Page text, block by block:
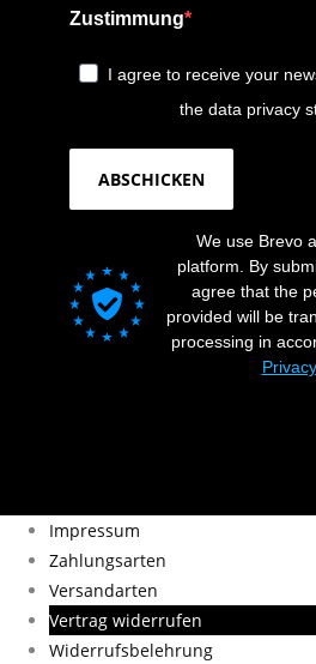
Zustimmung
I agree to receive your
the data privacy
ABSCHICKEN
We use Brevo
platform. By
agree that the
provided will be
processing in
Impressum
Zahlungsarten
Versandarten
Vertrag widerrufen
Widerrufsbelehrung